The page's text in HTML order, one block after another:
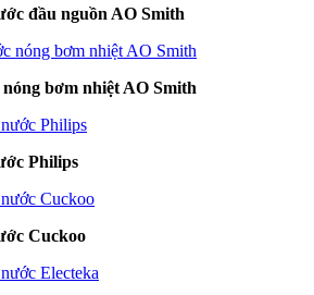
đầu nguồn AO Smith
bơm nhiệt AO Smith
Philips
Cuckoo